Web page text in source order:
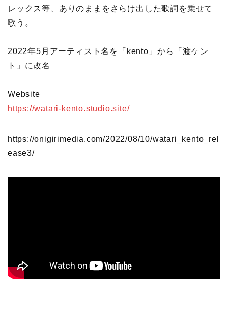
レックス等、ありのままをさらけ出した歌詞を乗せて
歌う。
2022年5月アーティスト名を「kento」から「渡ケン
ト」に改名
Website
https://watari-kento.studio.site/
https://onigirimedia.com/2022/08/10/watari_kento_rel
ease3/